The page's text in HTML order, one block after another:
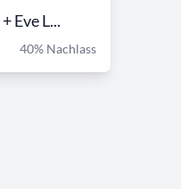
Eve L...
40% Nachlass